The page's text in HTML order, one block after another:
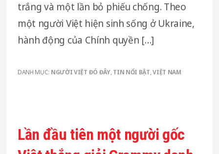
trắng và một lần bỏ phiếu chống. Theo
một người Việt hiện sinh sống ở Ukraine,
hành động của Chính quyền […]
DANH MỤC: NGƯỜI VIỆT ĐÓ ĐÂY, TIN NỔI BẬT,VIỆT NAM
Lần đầu tiên một người gốc